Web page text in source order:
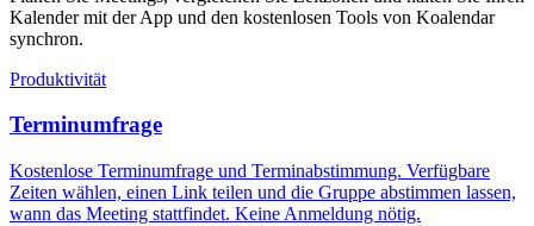
Kalender mit der App und den kostenlosen Tools von Koalendar
synchron.
Produktivität
Terminumfrage
Kostenlose Terminumfrage und Terminabstimmung. Verfügbare
Zeiten wählen, einen Link teilen und die Gruppe abstimmen lassen,
wann das Meeting stattfindet. Keine Anmeldung nötig.